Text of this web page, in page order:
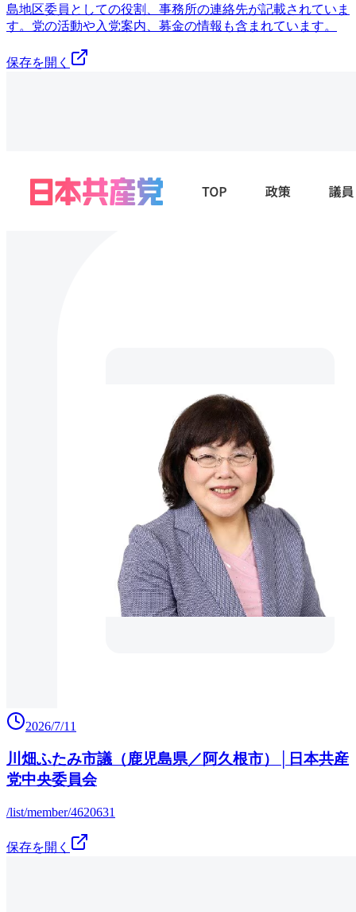
島地区委員としての役割、事務所の連絡先が記載されていま
す。党の活動や入党案内、募金の情報も含まれています。
保存を開く
2026/7/11
川畑ふたみ市議（鹿児島県／阿久根市）│日本共産
党中央委員会
/list/member/4620631
保存を開く